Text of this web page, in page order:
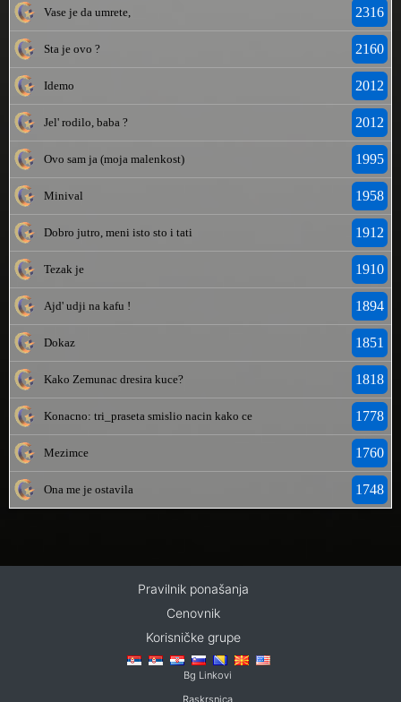
Vase je da umrete, 2316
Sta je ovo ? 2160
Idemo 2012
Jel' rodilo, baba ? 2012
Ovo sam ja (moja malenkost) 1995
Minival 1958
Dobro jutro, meni isto sto i tati 1912
Tezak je 1910
Ajd' udji na kafu ! 1894
Dokaz 1851
Kako Zemunac dresira kuce? 1818
Konacno: tri_praseta smislio nacin kako ce 1778
Mezimce 1760
Ona me je ostavila 1748
Pravilnik ponašanja
Cenovnik
Korisničke grupe
Bg Linkovi
Raskrsnica